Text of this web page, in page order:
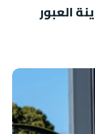
العبور